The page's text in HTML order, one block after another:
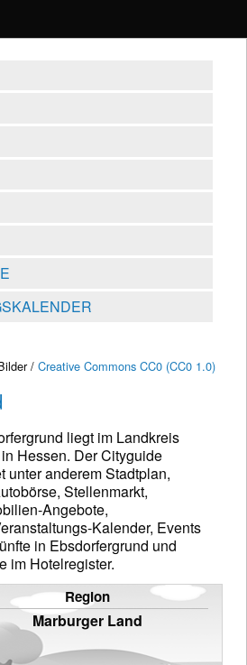
/ Creative Commons CC0 (CC0 1.0)
liegt im Landkreis
Hessen. Der Cityguide
unter anderem Stadtplan,
Stellenmarkt,
Angebote,
Kalender, Events
in Ebsdorfergrund und
im Hotelregister.
Region
Marburger Land